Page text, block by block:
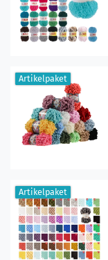
Artikelpaket
Artikelpaket